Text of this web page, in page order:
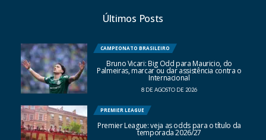
Últimos Posts
CAMPEONATO BRASILEIRO
Bruno Vicari: Big Odd para Mauricio, do
Palmeiras, marcar ou dar assistência contra o
Internacional
8 DE AGOSTO DE 2026
PREMIER LEAGUE
Premier League: veja as odds para o título da
temporada 2026/27